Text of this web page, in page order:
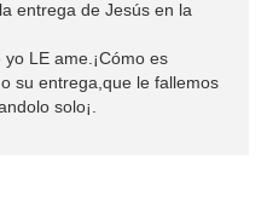
entrega de Jesús en la
LE ame.¡Cómo es
su entrega,que le fallemos
solo¡.